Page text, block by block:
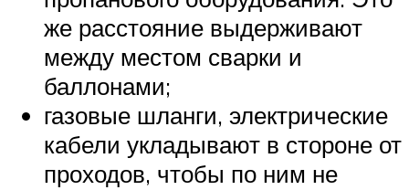
же расстояние выдерживают
между местом сварки и
баллонами;
газовые шланги, электрические
кабели укладывают в стороне от
проходов, чтобы по ним не